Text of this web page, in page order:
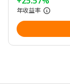
年收益率